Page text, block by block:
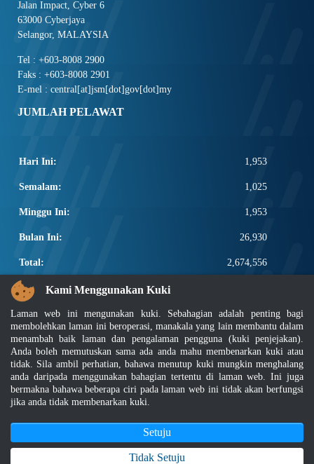
Jalan Impact, Cyber 6
63000 Cyberjaya
Selangor, MALAYSIA
Tel : +603-8008 2900
Faks : +603-8008 2901
E-mel : central[at]jsm[dot]gov[dot]my
JUMLAH PELAWAT
Hari Ini: 1,953
Semalam: 1,025
Minggu Ini: 1,953
Bulan Ini: 26,930
Total: 2,674,556
PAUTAN POPULAR
Elektroteknikal, ICT dan Pembinaan
Other Notification Search
Regular Notification Search
Notification Subscription
Pengurusan Perniagaan dan Keselamatan Pekerjaan
Peta Laman|MyGOV
Hakcipta 2022 @ Jabatan Standard Malaysia
Kami Menggunakan Kuki
Laman web ini mengunakan kuki. Sebahagian adalah penting bagi
membolehkan laman ini beroperasi, manakala yang lain membantu dalam
menambah baik laman dan pengalaman pengguna (kuki penjejakan).
Anda boleh memutuskan sama ada anda mahu membenarkan kuki atau
tidak. Sila ambil perhatian, bahawa menutup kuki mungkin menghalang
anda daripada menggunakan bahagian tertentu di laman web. Ini juga
bermakna bahawa beberapa ciri pada laman web ini tidak akan berfungsi
jika anda tidak membenarkan kuki.
Setuju
Tidak Setuju